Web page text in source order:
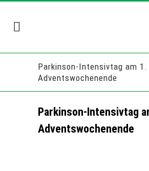
Parkinson-Intensivtag am 1.
Adventswochenende
Parkinson-Intensivtag
Adventswochenende